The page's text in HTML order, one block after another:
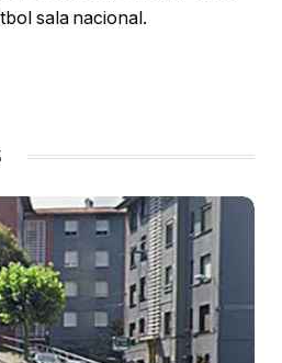
sala nacional.